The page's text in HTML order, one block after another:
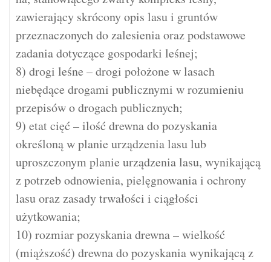
zawierający skrócony opis lasu i gruntów
przeznaczonych do zalesienia oraz podstawowe
zadania dotyczące gospodarki leśnej;
8) drogi leśne – drogi położone w lasach
niebędące drogami publicznymi w rozumieniu
przepisów o drogach publicznych;
9) etat cięć – ilość drewna do pozyskania
określoną w planie urządzenia lasu lub
uproszczonym planie urządzenia lasu, wynikającą
z potrzeb odnowienia, pielęgnowania i ochrony
lasu oraz zasady trwałości i ciągłości
użytkowania;
10) rozmiar pozyskania drewna – wielkość
(miąższość) drewna do pozyskania wynikającą z